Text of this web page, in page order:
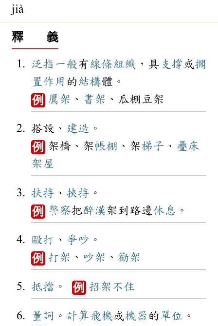
jià
釋 義
泛指 一般有 線條組織 ，具 支撐或擱
置 作用 的結構體。
例 鷹架 、 書架 、瓜棚豆架
搭設、 建造 。
例 架橋、架帳棚 、架梯子 、 疊床
架屋
扶持 、 挾持 。
例 警察把醉漢架到路邊休息 。
毆打 、 爭吵 。
例 打架 、 吵架 、 勸架
抵擋 。 例 招架不住
量詞 。 計算 飛機或機器 的 單位 。